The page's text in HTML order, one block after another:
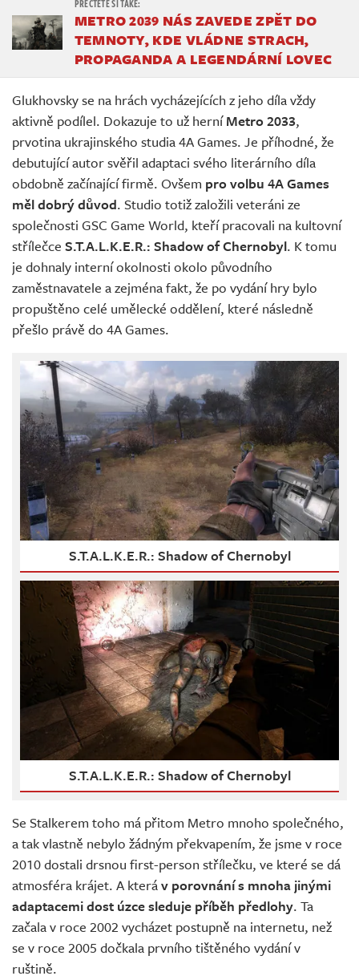
METRO 2039 NÁS ZAVEDE ZPĚT DO
TEMNOTY, KDE VLÁDNE STRACH,
PROPAGANDA A LEGENDÁRNÍ LOVEC
Glukhovsky se na hrách vycházejících z jeho díla vždy
aktivně podílel. Dokazuje to už herníMetro 2033,
prvotina ukrajinského studia 4A Games. Je příhodné, že
debutující autor svěřil adaptaci svého literárního díla
obdobně začínající firmě. Ovšem pro volbu 4A Games
měl dobrý důvod. Studio totiž založili veteráni ze
společnosti GSC Game World, kteří pracovali na kultovní
střílečce S.T.A.L.K.E.R.: Shadow of Chernobyl. K tomu
je dohnaly interní okolnosti okolo původního
zaměstnavatele a zejména fakt, že po vydání hry bylo
propuštěno celé umělecké oddělení, které následně
přešlo právě do 4A Games.
S.T.A.L.K.E.R.: Shadow of Chernobyl
S.T.A.L.K.E.R.: Shadow of Chernobyl
Se Stalkerem toho má přitom Metro mnoho společného,
a tak vlastně nebylo žádným překvapením, že jsme v roce
2010 dostali drsnou first-person střílečku, ve které se dá
atmosféra krájet. A kteráv porovnání s mnoha jinými
adaptacemi dost úzce sleduje příběh předlohy. Ta
začala v roce 2002 vycházet postupně na internetu, než
se v roce 2005 dočkala prvního tištěného vydání v
ruštině.